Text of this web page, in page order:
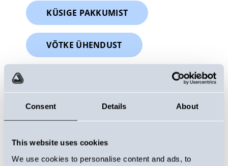
Consent Details About
This website uses cookies
We use cookies to personalise content and ads, to
KÜSIGE PAKKUMIST
VÕTKE ÜHENDUST